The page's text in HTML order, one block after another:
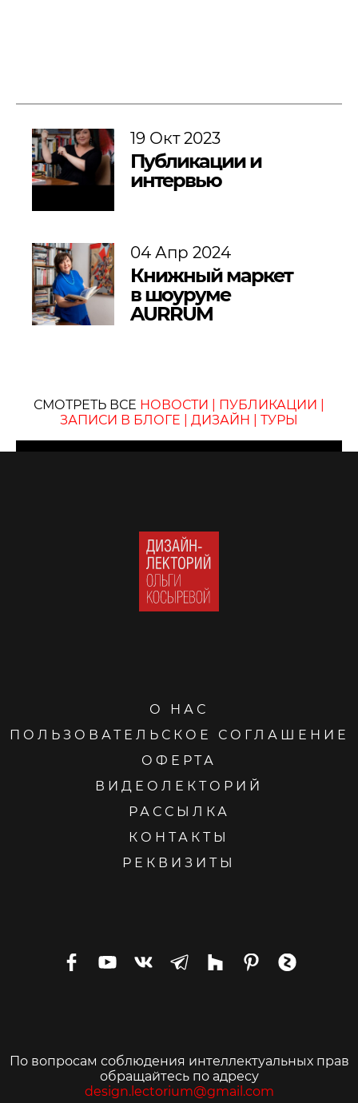
19 Окт 2023
Публикации и
интервью
04 Апр 2024
Книжный маркет
в шоуруме
AURRUM
СМОТРЕТЬ ВСЕ НОВОСТИ ПУБЛИКАЦИИ
ЗАПИСИ В БЛОГЕ
ДИЗАЙН ТУРЫ
О НАС
ПОЛЬЗОВАТЕЛЬСКОЕ СОГЛАШЕНИЕ
ОФЕРТА
ВИДЕОЛЕКТОРИЙ
РАССЫЛКА
КОНТАКТЫ
РЕКВИЗИТЫ
По вопросам соблюдения интеллектуальных прав
обращайтесь по адресу
design.lectorium@gmail.com